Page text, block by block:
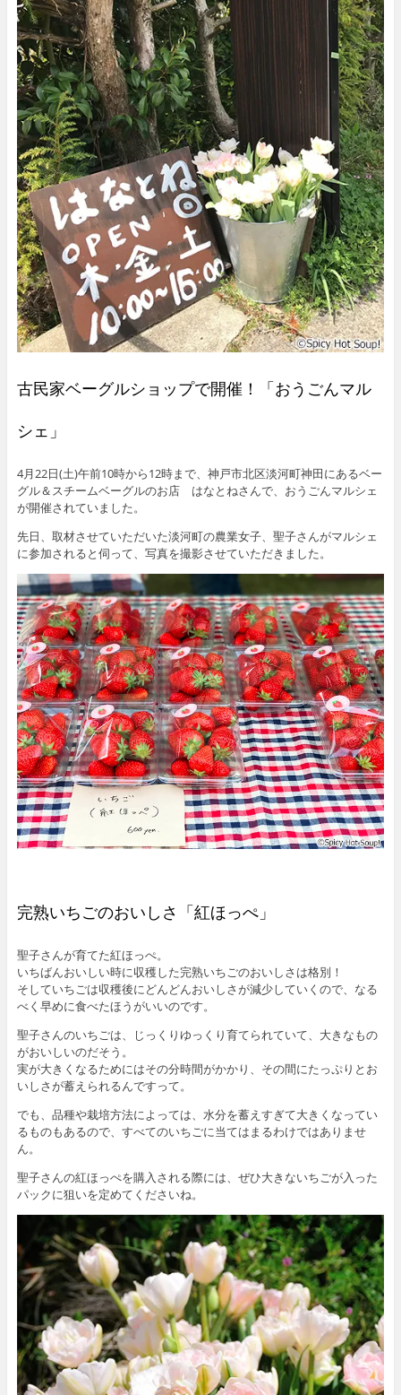
古民家ベーグルショップで開催！「おうごんマル
シェ」
4月22日(土)午前10時から12時まで、神戸市北区淡河町神田にあるベー
グル＆スチームベーグルのお店 はなとねさんで、おうごんマルシェ
が開催されていました。
先日、取材させていただいた淡河町の農業女子、聖子さんがマルシェ
に参加されると伺って、写真を撮影させていただきました。
完熟いちごのおいしさ「紅ほっぺ」
聖子さんが育てた紅ほっぺ。
いちばんおいしい時に収穫した完熟いちごのおいしさは格別！
そしていちごは収穫後にどんどんおいしさが減少していくので、なる
べく早めに食べたほうがいいのです。
聖子さんのいちごは、じっくりゆっくり育てられていて、大きなもの
がおいしいのだそう。
実が大きくなるためにはその分時間がかかり、その間にたっぷりとお
いしさが蓄えられるんですって。
でも、品種や栽培方法によっては、水分を蓄えすぎて大きくなってい
るものもあるので、すべてのいちごに当てはまるわけではありませ
ん。
聖子さんの紅ほっぺを購入される際には、ぜひ大きないちごが入った
パックに狙いを定めてくださいね。